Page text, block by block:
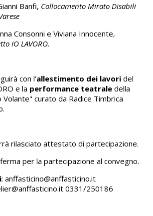
Banfi, Collocamento Mirato Disabili
Consonni e Viviana Innocente,
IO LAVORO.
con l'allestimento dei lavori del
e la performance teatrale della
Volante" curato da Radice Timbrica
rilasciato attestato di partecipazione.
per la partecipazione al convegno.
: anffasticino@anffasticino.it
0331/250186